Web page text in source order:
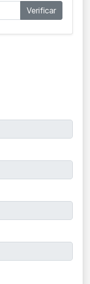
Verificar